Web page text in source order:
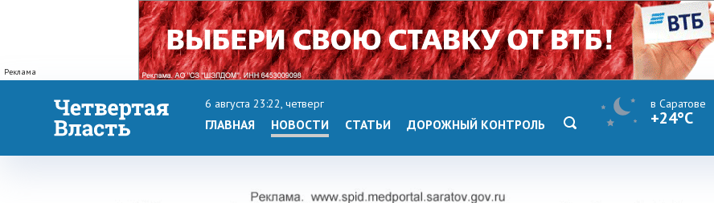
Реклама
6 августа 23:22, четверг
ГЛАВНАЯ НОВОСТИ СТАТЬИ ДОРОЖНЫЙ КОНТРОЛЬ
в Саратове
+24°C